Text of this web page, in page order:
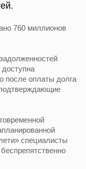
760 миллионов
после оплаты долга
специалисты